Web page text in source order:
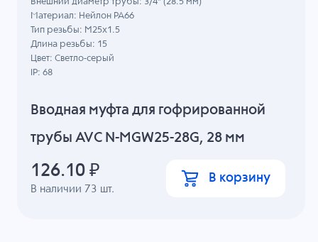
Вводная муфта для гофрированной
трубы AVC N-MGW25-28G, 28 мм
В наличии 73 шт.
Внешний диаметр трубы: 3/4" (28.5 мм)
Материал: Нейлон PA66
Тип резьбы: M25x1.5
Длина резьбы: 15
Цвет: Светло-серый
IP: 68
126.10 ₽ В корзину